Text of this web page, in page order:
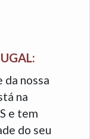
da nossa
na
e tem
do seu